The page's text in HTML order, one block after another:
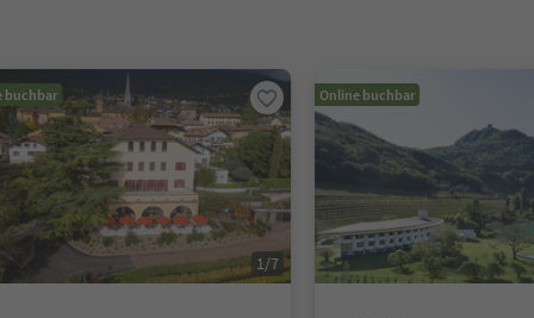
buchbar
1/7
Online buchbar